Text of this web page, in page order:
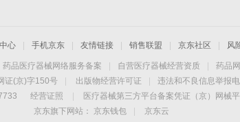
心 手机京东 友情链接 销售联盟 京东社区 风
药品医疗器械网络服务备案 自营医疗器械经营资质 药品
证(京)字150号
出版物经营许可证
违法和不良信息举报
经营证照 医疗器械第三方平台备案凭证（京）网械
京东旗下网站：
京东钱包
京东云